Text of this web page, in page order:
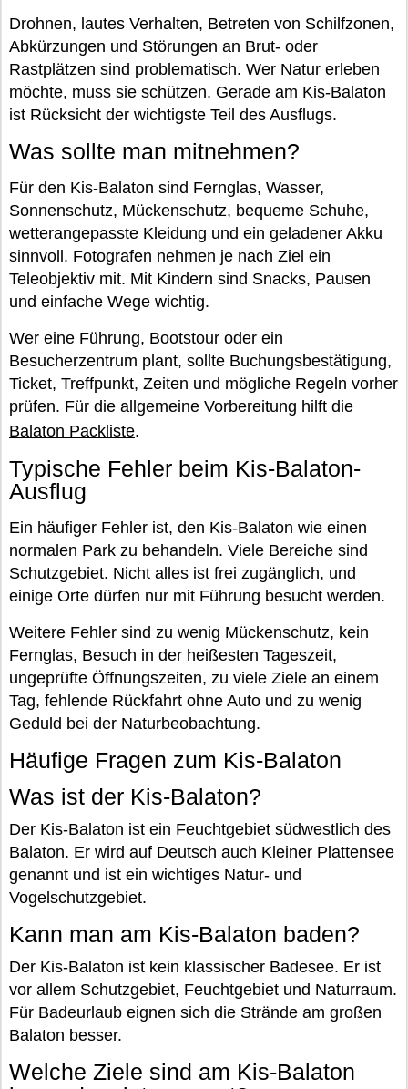
Drohnen, lautes Verhalten, Betreten von Schilfzonen,
Abkürzungen und Störungen an Brut- oder
Rastplätzen sind problematisch. Wer Natur erleben
möchte, muss sie schützen. Gerade am Kis-Balaton
ist Rücksicht der wichtigste Teil des Ausflugs.
Was sollte man mitnehmen?
Für den Kis-Balaton sind Fernglas, Wasser,
Sonnenschutz, Mückenschutz, bequeme Schuhe,
wetterangepasste Kleidung und ein geladener Akku
sinnvoll. Fotografen nehmen je nach Ziel ein
Teleobjektiv mit. Mit Kindern sind Snacks, Pausen
und einfache Wege wichtig.
Wer eine Führung, Bootstour oder ein
Besucherzentrum plant, sollte Buchungsbestätigung,
Ticket, Treffpunkt, Zeiten und mögliche Regeln vorher
prüfen. Für die allgemeine Vorbereitung hilft die
Balaton Packliste.
Typische Fehler beim Kis-Balaton-
Ausflug
Ein häufiger Fehler ist, den Kis-Balaton wie einen
normalen Park zu behandeln. Viele Bereiche sind
Schutzgebiet. Nicht alles ist frei zugänglich, und
einige Orte dürfen nur mit Führung besucht werden.
Weitere Fehler sind zu wenig Mückenschutz, kein
Fernglas, Besuch in der heißesten Tageszeit,
ungeprüfte Öffnungszeiten, zu viele Ziele an einem
Tag, fehlende Rückfahrt ohne Auto und zu wenig
Geduld bei der Naturbeobachtung.
Häufige Fragen zum Kis-Balaton
Was ist der Kis-Balaton?
Der Kis-Balaton ist ein Feuchtgebiet südwestlich des
Balaton. Er wird auf Deutsch auch Kleiner Plattensee
genannt und ist ein wichtiges Natur- und
Vogelschutzgebiet.
Kann man am Kis-Balaton baden?
Der Kis-Balaton ist kein klassischer Badesee. Er ist
vor allem Schutzgebiet, Feuchtgebiet und Naturraum.
Für Badeurlaub eignen sich die Strände am großen
Balaton besser.
Welche Ziele sind am Kis-Balaton